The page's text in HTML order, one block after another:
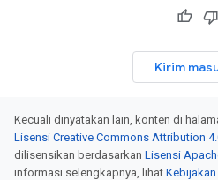
Kirim
Kecuali dinyatakan lain, konten di
Lisensi Creative Commons Attribution
dilisensikan berdasarkan Lisensi
informasi selengkapnya, lihat